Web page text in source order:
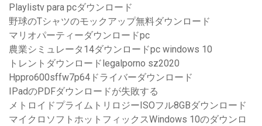
Playlistv para pcダウンロード
野球のTシャツのモックアップ無料ダウンロード
マリオパーティーダウンロードpc
農業シミュレータ14ダウンロードpc windows 10
トレントダウンロードlegalporno sz2020
Hppro600sffw7p64ドライバーダウンロード
IPadのPDFダウンロードが失敗する
メトロイドプライムトリロジーISOフル8GBダウンロード
マイクロソフトホットフィックスWindows 10のダウンロ